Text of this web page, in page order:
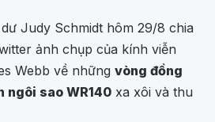
Judy Schmidt hôm 29/8 chia
ảnh chụp của kính viễn
Webb về những vòng đồng
ngôi sao WR140 xa xôi và thu